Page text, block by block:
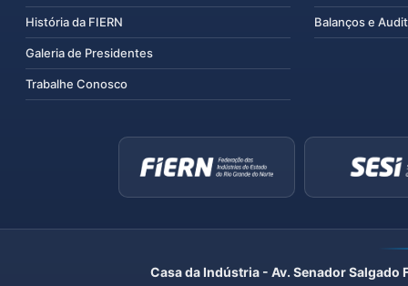
História da FIERN
Galeria de Presidentes
Trabalhe Conosco
Balanços e
Casa da Indústria - Av. Senador